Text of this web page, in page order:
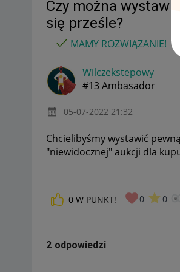
Czy można
się prześle?
MAMY ROZWIĄZANIE!
Wilczekstepowy
#13 Ambasador
‎05-07-2022 21:32
Chcielibyśmy wystawić
"niewidocznej" aukcji dla
0 W PUNKT! 0 0
2 odpowiedzi